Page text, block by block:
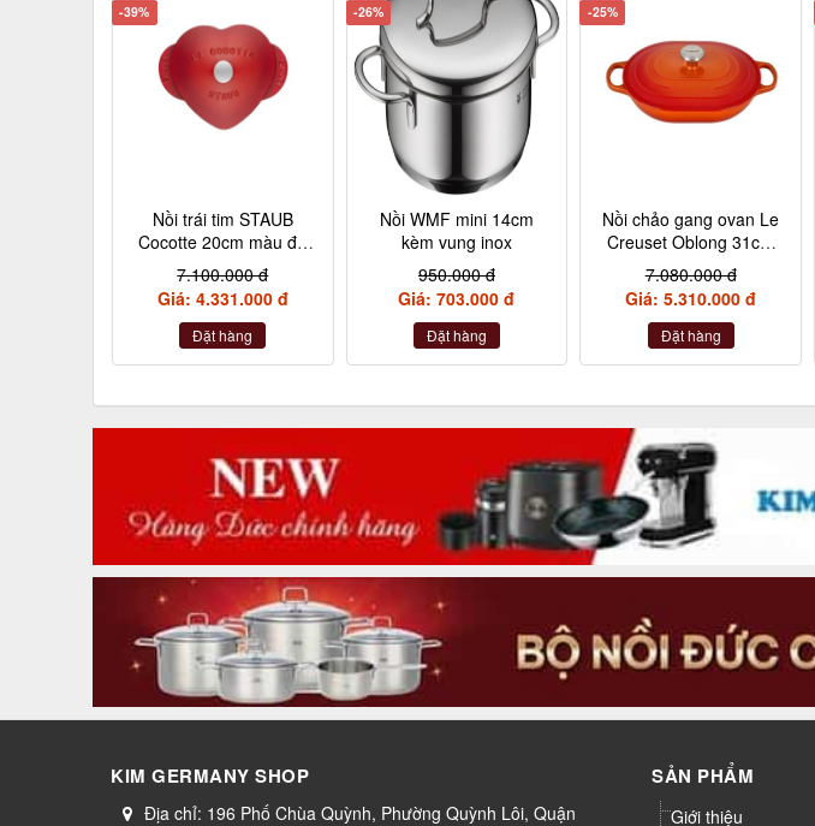
-39%
Nồi trái tim STAUB
Cocotte 20cm màu đỏ
cheery nội địa Đức
7.100.000 đ
Giá: 4.331.000 đ
Đặt hàng
-26%
Nồi WMF mini 14cm
kèm vung inox
950.000 đ
Giá: 703.000 đ
Đặt hàng
-25%
Nồi chảo gang ovan Le
Creuset Oblong 31cm
màu cam
7.080.000 đ
Giá: 5.310.000 đ
Đặt hàng
KIM GERMANY SHOP
Địa chỉ: 196 Phố Chùa Quỳnh, Phường Quỳnh Lôi, Quận
SẢN PHẨM
Giới thiệu